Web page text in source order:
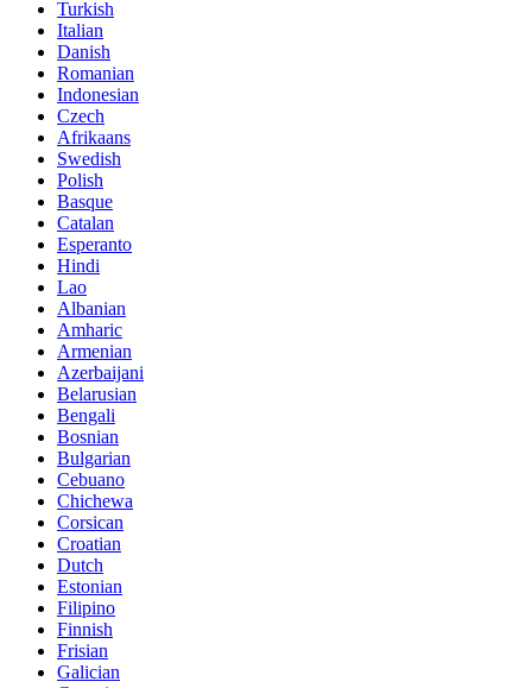
Turkish
Italian
Danish
Romanian
Indonesian
Czech
Afrikaans
Swedish
Polish
Basque
Catalan
Esperanto
Hindi
Lao
Albanian
Amharic
Armenian
Azerbaijani
Belarusian
Bengali
Bosnian
Bulgarian
Cebuano
Chichewa
Corsican
Croatian
Dutch
Estonian
Filipino
Finnish
Frisian
Galician